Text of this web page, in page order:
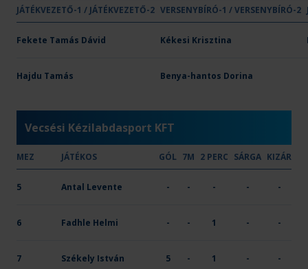
Csapat neve
VÉGEREDMÉNY FÉLIDŐ BÜNTETŐ GY
Vecsési KKFT 22 11
OTP Bank - PICK Szeged U21 23 10
JÁTÉKVEZETŐ-1 / JÁTÉKVEZETŐ-2 VERSENYBÍRÓ-1 / VERSENYBÍRÓ-2
Fekete Tamás Dávid Kékesi Krisztina
Hajdu Tamás Benya-hantos Dorina
Vecsési Kézilabdasport KFT
MEZ JÁTÉKOS GÓL 7M 2 PERC SÁRGA KIZÁR
5 Antal Levente - - - - -
6 Fadhle Helmi - - 1 - -
7 Székely István 5 - 1 - -